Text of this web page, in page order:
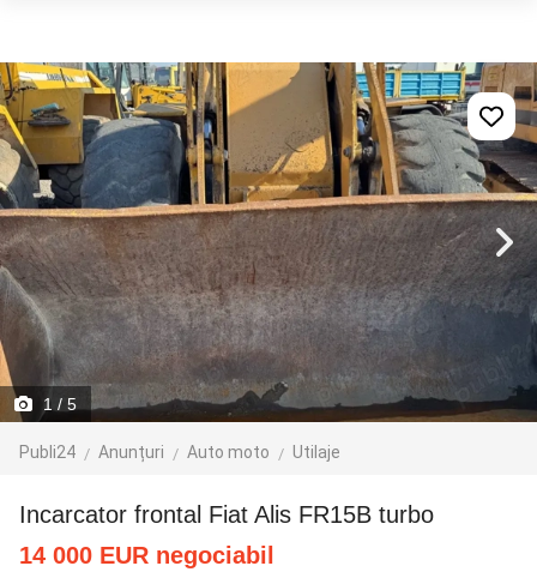
1 / 5
Publi24 Anunțuri Auto moto Utilaje
Incarcator frontal Fiat Alis FR15B turbo
14 000 EUR negociabil